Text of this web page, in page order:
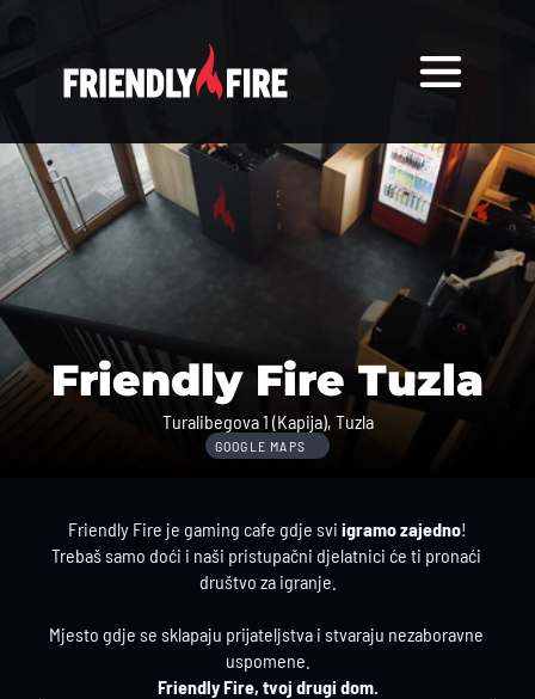
Friendly Fire Tuzla
Turalibegova 1 (Kapija), Tuzla
GOOGLE MAPS
Friendly Fire je gaming cafe gdje svi igramo zajedno!
Trebaš samo doći i naši pristupačni djelatnici će ti pronaći
društvo za igranje.
Mjesto gdje se sklapaju prijateljstva i stvaraju nezaboravne
uspomene.
Friendly Fire, tvoj drugi dom.